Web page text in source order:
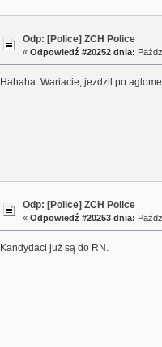
Odp: [Police] ZCH Police
«Odpowiedź #20252 dnia:
Hahaha. Wariacie, jezdzil po
Odp: [Police] ZCH Police
«Odpowiedź #20253 dnia:
Kandydaci już są do RN.